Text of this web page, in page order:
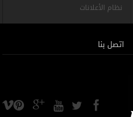
نظام الأعلانات
اتصل بنا